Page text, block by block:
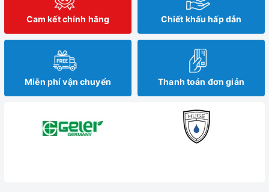
Cam kết chính hãng Chiết khấu hấp dẫn
Miễn phí vận chuyển Thanh toán đơn giản